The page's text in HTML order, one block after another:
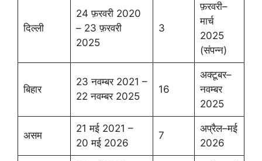
दिल्ली
24 फ़रवरी 2020
– 23 फ़रवरी
2025
3
फ़रवरी–
मार्च
2025
(संपन्न)
बिहार
23 नवम्बर 2021 –
22 नवम्बर 2025
16
अक्टूबर–
नवम्बर
2025
असम
21 मई 2021 –
20 मई 2026
7
अप्रैल–मई
2026